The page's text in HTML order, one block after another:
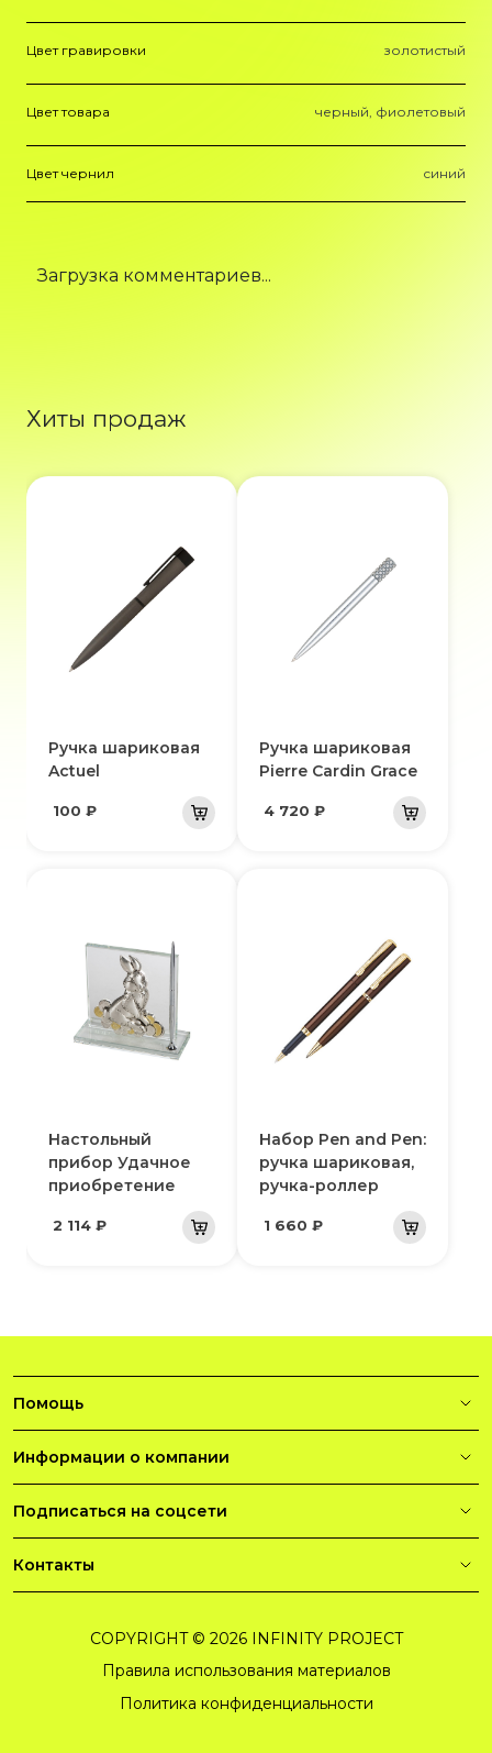
Цвет гравировки золотистый
Цвет товара черный, фиолетовый
Цвет чернил синий
Загрузка комментариев...
Хиты продаж
Ручка шариковая
Actuel
100 ₽
Ручка шариковая
Pierre Cardin Grace
4 720 ₽
Настольный
прибор Удачное
приобретение
2 114 ₽
Набор Pen and Pen:
ручка шариковая,
ручка-роллер
1 660 ₽
Помощь
Информации о компании
Подписаться на соцсети
Контакты
COPYRIGHT © 2026 INFINITY PROJECT
Правила использования материалов
Политика конфиденциальности